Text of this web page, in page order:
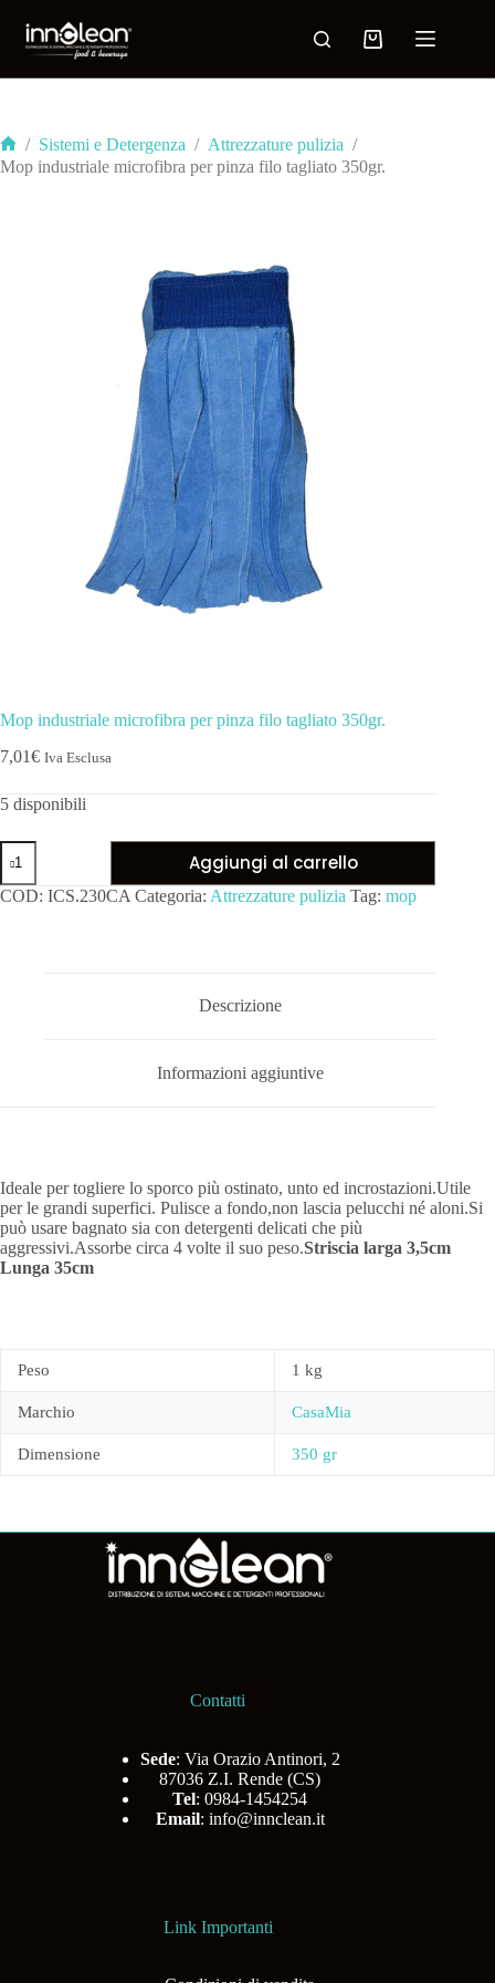
/ Sistemi e Detergenza / Attrezzature pulizia /
Mop industriale microfibra per pinza filo tagliato 350gr.
Mop industriale microfibra per pinza filo tagliato 350gr.
7,01€ Iva Esclusa
5 disponibili
Aggiungi al carrello
COD: ICS.230CA Categoria: Attrezzature pulizia Tag: mop
Descrizione
Informazioni aggiuntive
Ideale per togliere lo sporco più ostinato, unto ed incrostazioni.Utile
per le grandi superfici. Pulisce a fondo,non lascia pelucchi né aloni.Si
può usare bagnato sia con detergenti delicati che più
aggressivi.Assorbe circa 4 volte il suo peso.Striscia larga 3,5cm
Lunga 35cm
Peso 1 kg
Marchio CasaMia
Dimensione 350 gr
Contatti
Sede: Via Orazio Antinori, 2
87036 Z.I. Rende (CS)
Tel: 0984-1454254
Email: info@innclean.it
Link Importanti